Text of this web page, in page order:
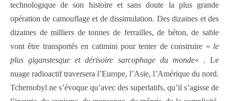
technologique de son histoire et sans doute la plus grande
opération de camouflage et de dissimulation. Des dizaines et des
dizaines de milliers de tonnes de ferrailles, de béton, de sable
vont être transportés en catimini pour tenter de construire « le
plus giganstesque et dérisoire sarcophage du monde« . Le
nuage radioactif traversera l’Europe, l’Asie, l’Amérique du nord.
Tchernobyl ne s’évoque qu’avec des superlatifs, qu’il s’agisse de